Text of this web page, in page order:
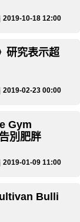
2019-10-18 12:00
研究表示超
2019-02-23 00:00
Gym
別肥胖
2019-01-09 11:00
Bulli